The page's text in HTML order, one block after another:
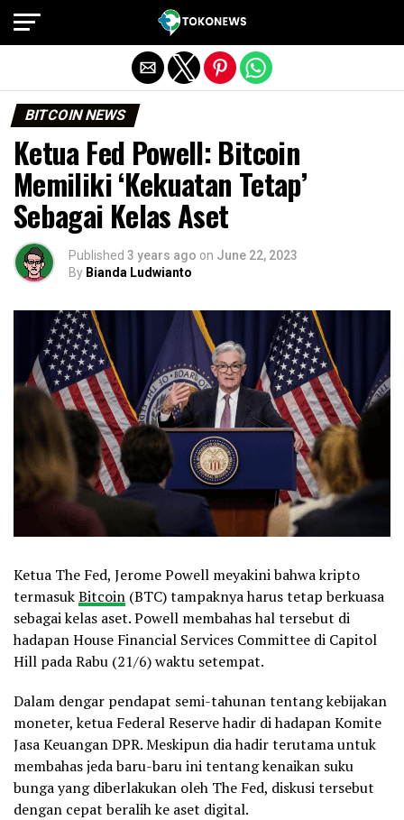
BITCOIN NEWS
Ketua Fed Powell: Bitcoin
Memiliki ‘Kekuatan Tetap’
Sebagai Kelas Aset
Published 3 years ago on June 22, 2023
By Bianda Ludwianto
Ketua The Fed, Jerome Powell meyakini bahwa kripto
termasukBitcoin (BTC) tampaknya harus tetap berkuasa
sebagai kelas aset. Powell membahas hal tersebut di
hadapan House Financial Services Committee di Capitol
Hill pada Rabu (21/6) waktu setempat.
Dalam dengar pendapat semi-tahunan tentang kebijakan
moneter, ketua Federal Reserve hadir di hadapan Komite
Jasa Keuangan DPR. Meskipun dia hadir terutama untuk
membahas jeda baru-baru ini tentang kenaikan suku
bunga yang diberlakukan oleh The Fed, diskusi tersebut
dengan cepat beralih ke aset digital.
Exit mobile version